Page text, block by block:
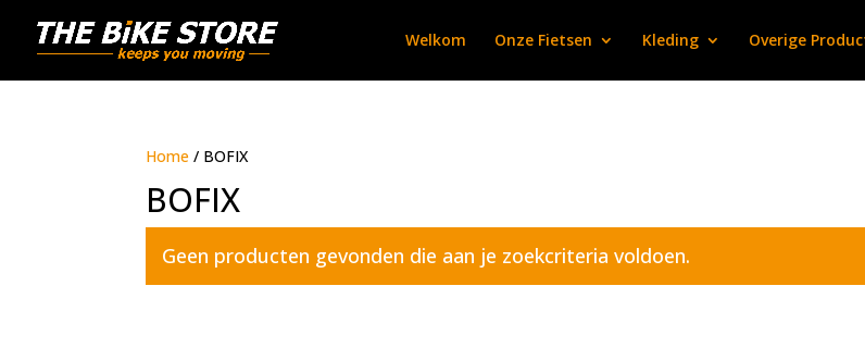
Welkom Onze Fietsen Kleding Overige
Home / BOFIX
BOFIX
Geen producten gevonden die aan je zoekcriteria voldoen.